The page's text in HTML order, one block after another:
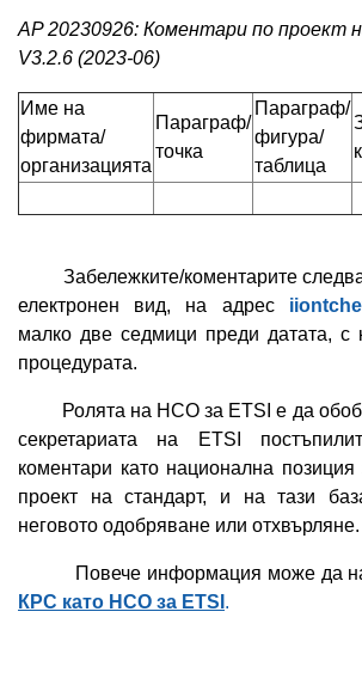
AP 20230926: Коментари по проект
V3.2.6 (2023-06)
Име на
фирмата/
организацията
Параграф/
точка
Параграф/
фигура/
таблица
Забележките/коментарите следва
електронен вид, на адрес
малко две седмици преди датата, с
процедурата.
Ролята на НСО за ETSI е да
секретариата на ETSI
коментари като национална позиция
проект на стандарт, и на тази
неговото одобряване или отхвърляне.
Повече информация може да
КРС като НСО за ETSI .